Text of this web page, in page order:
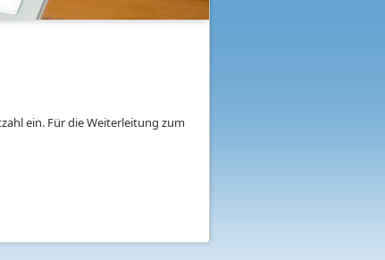
ein. Für die Weiterleitung zum